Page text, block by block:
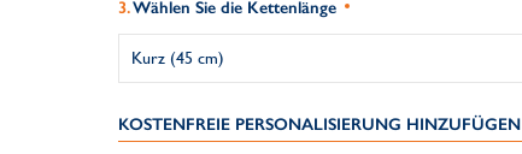
Wählen Sie die Kettenlänge
KOSTENFREIE PERSONALISIERUNG HINZUFÜGEN